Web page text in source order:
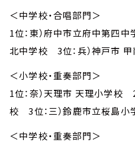
＜中学校・合唱部門＞
1位：東）府中市立府中第四
北中学校 3位：兵）神戸市
＜小学校・重奏部門＞
1位：奈）天理市 天理小学校
校 3位：三）鈴鹿市立桜島小
＜中学校・重奏部門＞